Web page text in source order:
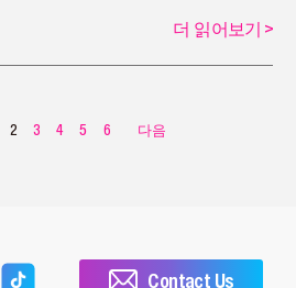
더 읽어보기 >
2 3 4 5 6 다음
Contact Us